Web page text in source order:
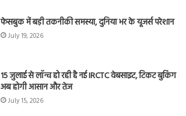
फेसबुक में बड़ी तकनीकी समस्या, दुनिया भर के यूजर्स परेशान
July 19, 2026
15 जुलाई से लॉन्च हो रही है नई IRCTC वेबसाइट, टिकट बुकिंग
अब होगी आसान और तेज
July 15, 2026